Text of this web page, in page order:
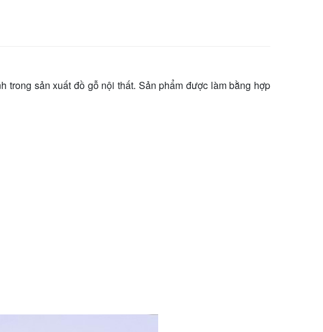
trong sản xuất đồ gỗ nội thất. Sản phẩm được làm bằng hợp